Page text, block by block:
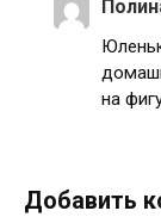
на
Добавить